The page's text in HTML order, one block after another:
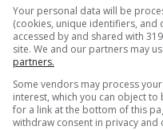
pericolosi. Si trova
dal mare
e trae origine da
Your personal data will be
(cookies, unique identifiers, and
accessed by and shared with
site. We and our partners may
partners.
Some vendors may process
interest, which you can object
for a link at the bottom of this
withdraw consent in privacy and